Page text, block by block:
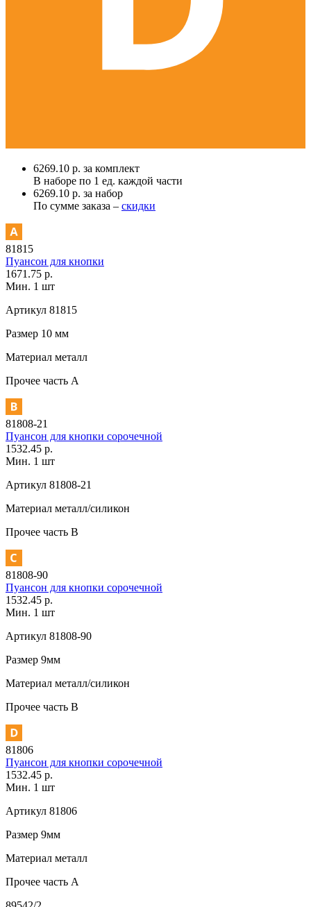
6269.10 р. за комплект
В наборе по 1 ед. каждой части
6269.10 р. за набор
По сумме заказа – скидки
81815
Пуансон для кнопки
1671.75 р.
Мин. 1 шт
Артикул 81815
Размер 10 мм
Материал металл
Прочее часть A
81808-21
Пуансон для кнопки сорочечной
1532.45 р.
Мин. 1 шт
Артикул 81808-21
Материал металл/силикон
Прочее часть В
81808-90
Пуансон для кнопки сорочечной
1532.45 р.
Мин. 1 шт
Артикул 81808-90
Размер 9мм
Материал металл/силикон
Прочее часть В
81806
Пуансон для кнопки сорочечной
1532.45 р.
Мин. 1 шт
Артикул 81806
Размер 9мм
Материал металл
Прочее часть A